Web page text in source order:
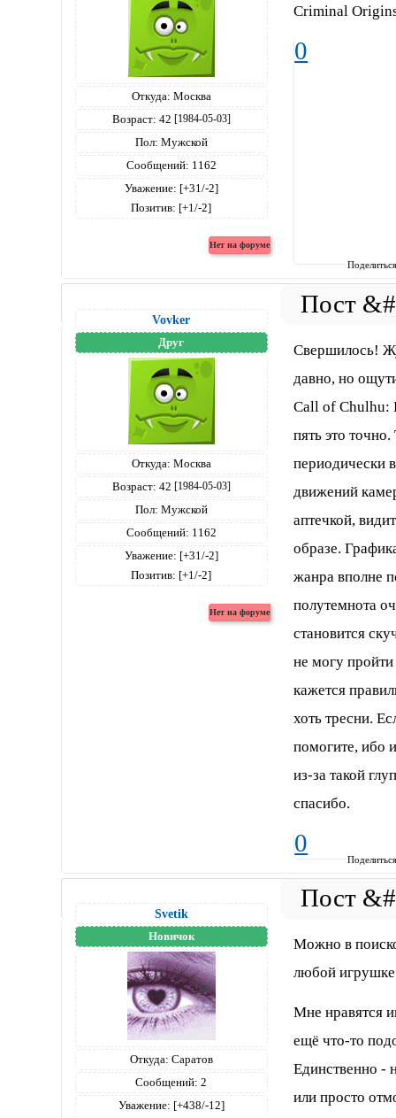
Откуда: Москва
Возраст: 42 [1984-05-03]
Пол: Мужской
Сообщений: 1162
Уважение: [+31/-2]
Позитив: [+1/-2]
Criminal
0
Vovker
Друг
Откуда: Москва
Возраст: 42 [1984-05-03]
Пол: Мужской
Сообщений: 1162
Уважение: [+31/-2]
Позитив: [+1/-2]
Свершилось!
давно, но
Call of Chulhu:
пять это
периодически
движений
аптечкой,
образе.
жанра вполне
полутемнота
становится
не могу
кажется
хоть тресни.
помогите, ибо
из-за такой
спасибо.
0
Svetik
Новичок
Откуда: Саратов
Сообщений: 2
Уважение: [+438/-12]
Можно в
любой
Мне нравятся
ещё что-то
Единственно -
или просто